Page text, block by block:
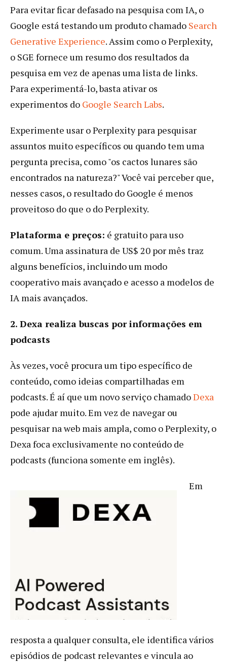
Para evitar ficar defasado na pesquisa com IA, o
Google está testando um produto chamado Search
Generative Experience. Assim como o Perplexity,
o SGE fornece um resumo dos resultados da
pesquisa em vez de apenas uma lista de links.
Para experimentá-lo, basta ativar os
experimentos do Google Search Labs.
Experimente usar o Perplexity para pesquisar
assuntos muito específicos ou quando tem uma
pergunta precisa, como "os cactos lunares são
encontrados na natureza?" Você vai perceber que,
nesses casos, o resultado do Google é menos
proveitoso do que o do Perplexity.
Plataforma e preços: é gratuito para uso
comum. Uma assinatura de US$ 20 por mês traz
alguns benefícios, incluindo um modo
cooperativo mais avançado e acesso a modelos de
IA mais avançados.
2. Dexa realiza buscas por informações em
podcasts
Às vezes, você procura um tipo específico de
conteúdo, como ideias compartilhadas em
podcasts. É aí que um novo serviço chamadoDexa
pode ajudar muito. Em vez de navegar ou
pesquisar na web mais ampla, como o Perplexity, o
Dexa foca exclusivamente no conteúdo de
podcasts (funciona somente em inglês).
Em
resposta a qualquer consulta, ele identifica vários
episódios de podcast relevantes e vincula ao